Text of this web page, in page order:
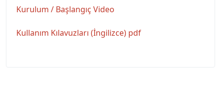
Kurulum / Başlangıç Video
Kullanım Kılavuzları (İngilizce) pdf